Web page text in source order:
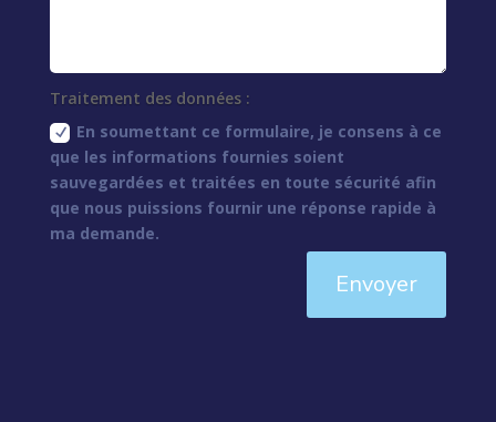
Traitement des données :
En soumettant ce formulaire, je consens à ce
que les informations fournies soient
sauvegardées et traitées en toute sécurité afin
que nous puissions fournir une réponse rapide à
ma demande.
Envoyer